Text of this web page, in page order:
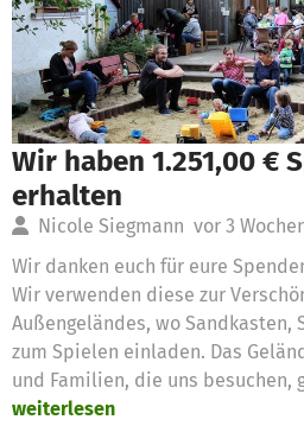
Wir haben 1.251,00 €
erhalten
Nicole Siegmann vor 3
Wir danken euch für eure
Wir verwenden diese zur
Außengeländes, wo Sandkasten,
zum Spielen einladen. Das
und Familien, die uns besuchen,
weiterlesen